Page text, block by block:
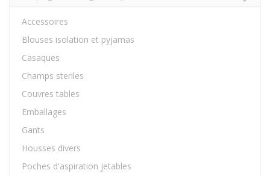
Accessoires
Blouses isolation et pyjamas
Casaques
Champs steriles
Couvres tables
Emballages
Gants
Housses divers
Poches d'aspiration jetables